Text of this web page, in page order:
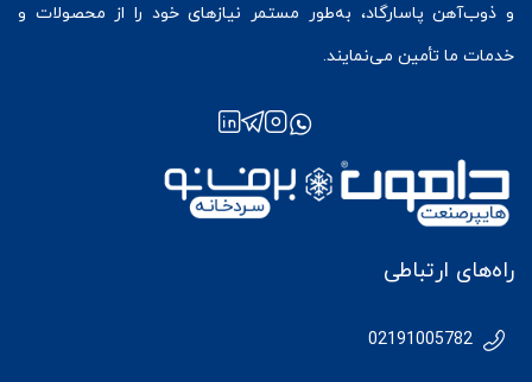
و ذوب‌آهن پاسارگاد، به‌طور مستمر نیازهای خود را از محصولات و
خدمات ما تأمین می‌نمایند.
راه‌های ارتباطی
02191005782